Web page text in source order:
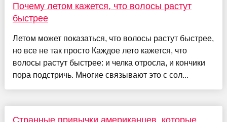
Почему летом кажется, что волосы растут
быстрее
Летом может показаться, что волосы растут быстрее,
но все не так просто Каждое лето кажется, что
волосы растут быстрее: и челка отросла, и кончики
пора подстричь. Многие связывают это с сол...
Странные привычки американцев, которые